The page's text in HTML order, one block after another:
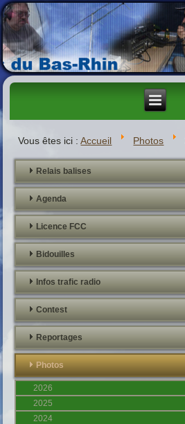
Vous êtes ici :Accueil Photos
Relais balises
Agenda
Licence FCC
Bidouilles
Infos trafic radio
Contest
Reportages
Photos
2026
2025
2024